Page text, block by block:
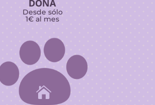
DONA
Desde sólo
1€ al mes
